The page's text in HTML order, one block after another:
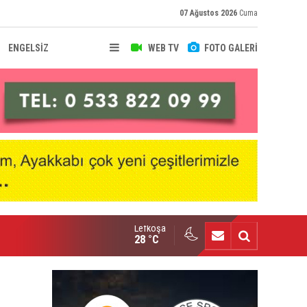
07 Ağustos 2026 Cuma
WEB TV FOTO GALERİ
ENGELSİZ
Lefkoşa
28 °C